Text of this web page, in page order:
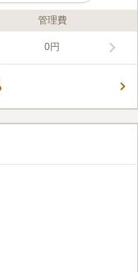
じられる墓園です。 管
す。 トイレを完備して
管理費
0円